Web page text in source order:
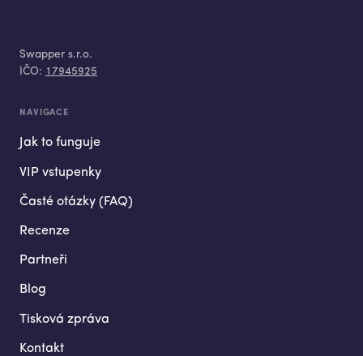
Swapper s.r.o.
IČO: 17945925
NAVIGACE
Jak to funguje
VIP vstupenky
Časté otázky (FAQ)
Recenze
Partneři
Blog
Tisková zpráva
Kontakt